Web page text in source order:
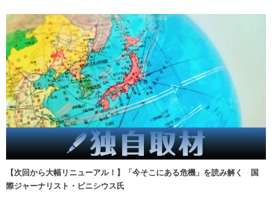
【次回から大幅リニューアル！】「今そこにある危機」を読み解く 国
際ジャーナリスト・ビニシウス氏